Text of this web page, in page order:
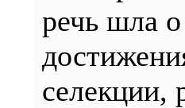
речь шла
селекции,